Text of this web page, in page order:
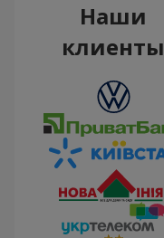
Наши
клиенты